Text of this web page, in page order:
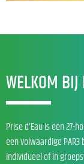
WELKOM BIJ
Prise d’Eau is een
een volwaardige
individueel of in